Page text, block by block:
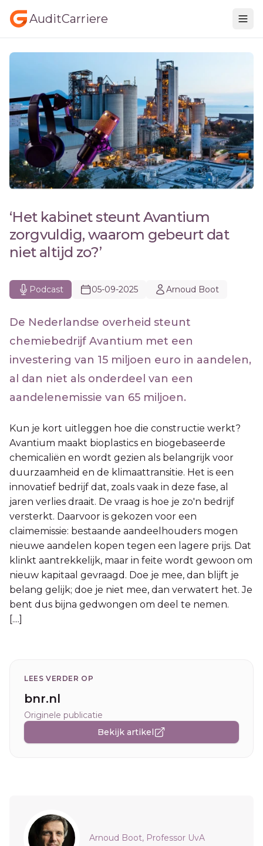
AuditCarriere
‘Het kabinet steunt Avantium
zorgvuldig, waarom gebeurt dat
niet altijd zo?’
Podcast 05-09-2025 Arnoud Boot
De Nederlandse overheid steunt
chemiebedrijf Avantium met een
investering van 15 miljoen euro in aandelen,
al dan niet als onderdeel van een
aandelenemissie van 65 miljoen.
Kun je kort uitleggen hoe die constructie werkt?
Avantium maakt bioplastics en biogebaseerde
chemicaliën en wordt gezien als belangrijk voor
duurzaamheid en de klimaattransitie. Het is een
innovatief bedrijf dat, zoals vaak in deze fase, al
jaren verlies draait. De vraag is hoe je zo'n bedrijf
versterkt. Daarvoor is gekozen voor een
claimemissie: bestaande aandeelhouders mogen
nieuwe aandelen kopen tegen een lagere prijs. Dat
klinkt aantrekkelijk, maar in feite wordt gewoon om
nieuw kapitaal gevraagd. Doe je mee, dan blijft je
belang gelijk; doe je niet mee, dan verwatert het. Je
bent dus bijna gedwongen om deel te nemen.
[....]
LEES VERDER OP
bnr.nl
Originele publicatie
Bekijk artikel
Sidebar
Arnoud Boot, Professor UvA